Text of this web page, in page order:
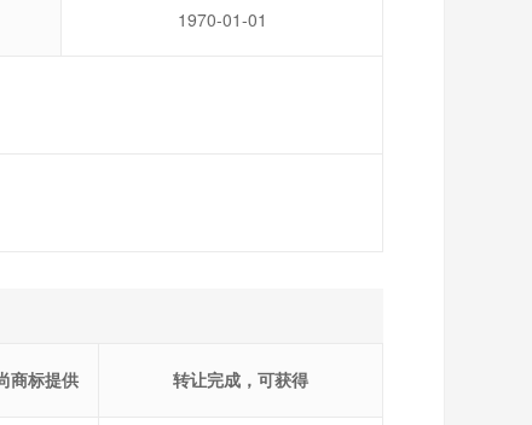
1970-01-01
商标提供 转让完成，可获得